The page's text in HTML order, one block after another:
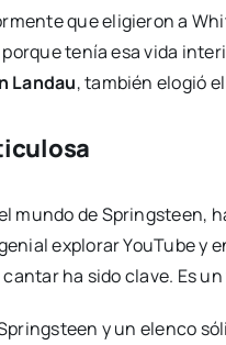
que eligieron a
tenía esa vida
Landau, también elogió
mundo de Springsteen,
explorar YouTube y
ha sido clave. Es
y un elenco